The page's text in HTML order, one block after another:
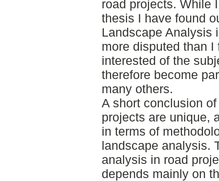
road projects. While
thesis I have found
Landscape Analysis
more disputed than
interested of the
therefore become
many others.
A short conclusion
projects are unique,
in terms of
landscape analysis.
analysis in road
depends mainly on